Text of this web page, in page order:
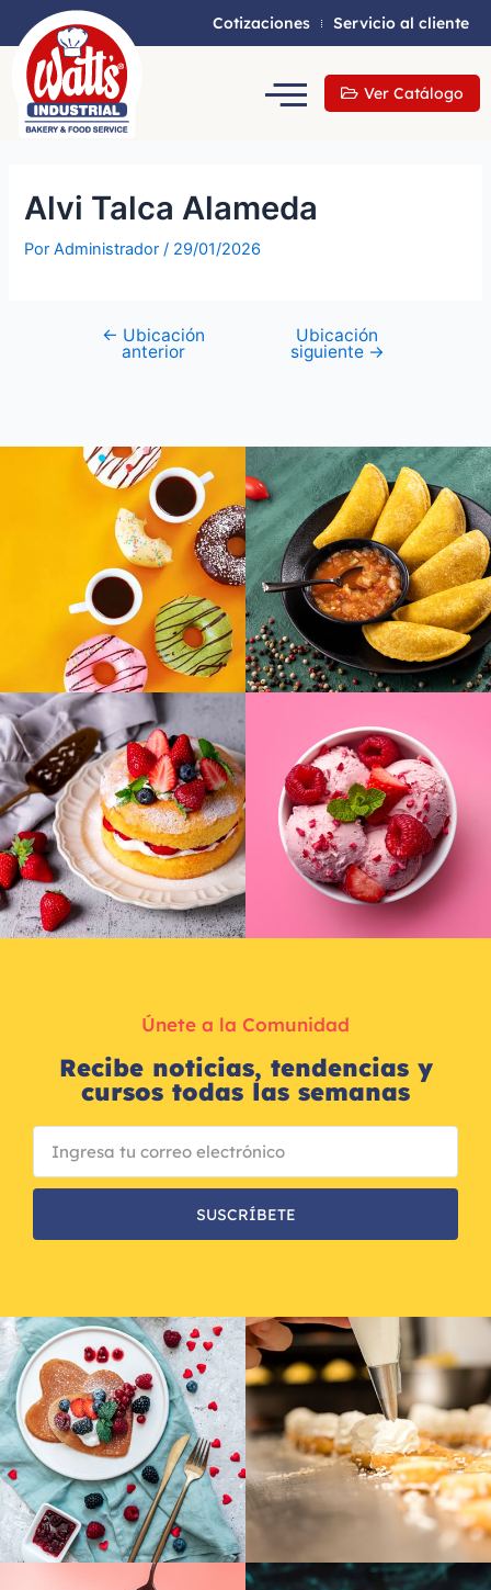
Cotizaciones Servicio al cliente
Ver Catálogo
Alvi Talca Alameda
PorAdministrador/ 29/01/2026
← Ubicación
anterior
Ubicación
siguiente →
Únete a la Comunidad
Recibe noticias, tendencias y
cursos todas las semanas
SUSCRÍBETE